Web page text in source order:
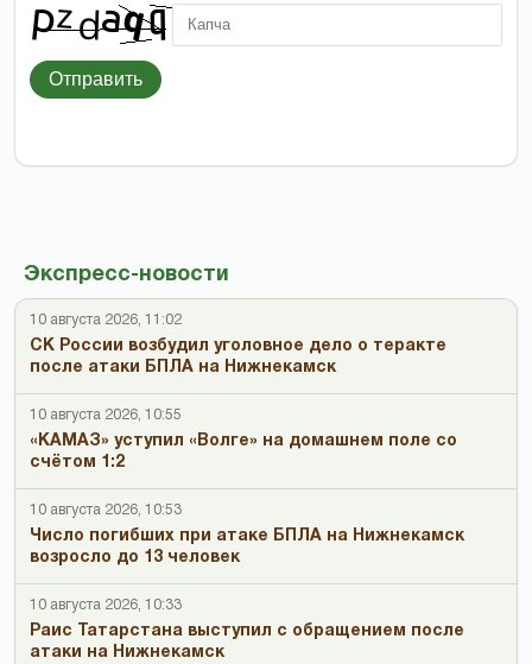
Экспресс-новости
10 августа 2026, 11:02
СК России возбудил уголовное дело о теракте
после атаки БПЛА на Нижнекамск
10 августа 2026, 10:55
«КАМАЗ» уступил «Волге» на домашнем поле со
счётом 1:2
10 августа 2026, 10:53
Число погибших при атаке БПЛА на Нижнекамск
возросло до 13 человек
10 августа 2026, 10:33
Раис Татарстана выступил с обращением после
атаки на Нижнекамск
Отправить